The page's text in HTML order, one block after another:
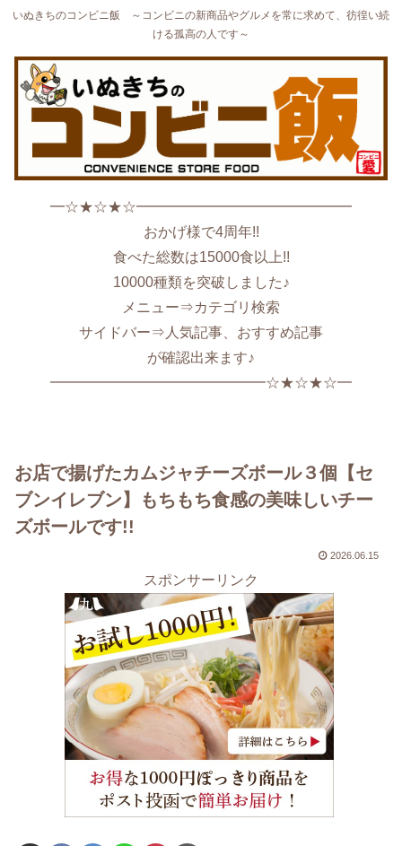
いぬきちのコンビニ飯 ～コンビニの新商品やグルメを常に求めて、彷徨い続
ける孤高の人です～
━☆★☆★☆━━━━━━━━━━━━━━━
おかげ様で4周年!!
食べた総数は15000食以上!!
10000種類を突破しました♪
メニュー⇒カテゴリ検索
サイドバー⇒人気記事、おすすめ記事
が確認出来ます♪
━━━━━━━━━━━━━━━☆★☆★☆━
お店で揚げたカムジャチーズボール３個【セ
ブンイレブン】もちもち食感の美味しいチー
ズボールです!!
2026.06.15
スポンサーリンク